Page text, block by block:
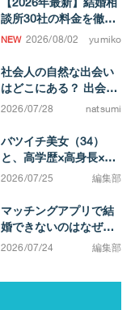
談所30社の料金を徹底
比較！ 成婚するまでの
2026/08/02 yumiko
社会人の自然な出会い
はどこにある？ 出会い
の場と、結婚を考えた
2026/07/28 natsumi
バツイチ美女（34）
と、高学歴×高身長×イ
ケメン（38）カップ
んなに違うのか」と実
感する不満0の結婚生活
2026/07/25 編集部
マッチングアプリで結
婚できないのはなぜ？
原因は「努力不足」で
2026/07/24 編集部